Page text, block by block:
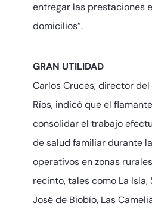
entregar las prestaciones
domicilios”.
GRAN UTILIDAD
Carlos Cruces, director del
Ríos, indicó que el
consolidar el trabajo
de salud familiar durante
operativos en zonas
recinto, tales como La Isla,
José de Biobío, Las